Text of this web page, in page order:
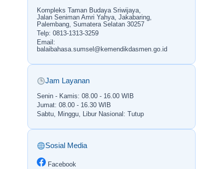
Kompleks Taman Budaya Sriwijaya,
Jalan Seniman Amri Yahya, Jakabaring,
Palembang, Sumatera Selatan 30257
Telp: 0813-1313-3259
Email:
balaibahasa.sumsel@kemendikdasmen.go.id
Jam Layanan
Senin - Kamis: 08.00 - 16.00 WIB
Jumat: 08.00 - 16.30 WIB
Sabtu, Minggu, Libur Nasional: Tutup
Sosial Media
Facebook